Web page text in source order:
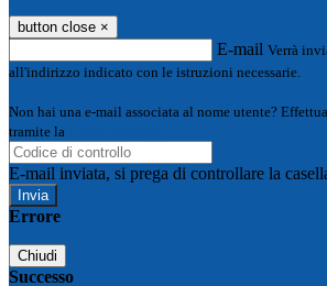
button close ×
E-mail Verrà
all'indirizzo indicato con le istruzioni necessarie.
Non hai una e-mail associata al nome utente?
tramite la
E-mail inviata, si prega di controllare la
Errore
Chiudi
Successo